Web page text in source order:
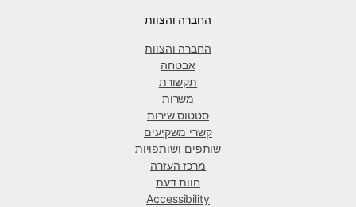
החברה והצוות
החברה והצוות
אבטחה
תקשורת
משרות
סטטוס שירות
קשרי משקיעים
שותפים ושותפויות
מרכז העזרה
חוות דעת
Accessibility